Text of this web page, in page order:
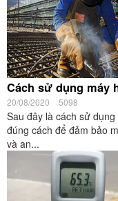
Cách sử dụng máy
20/08/2020 5098
Sau đây là cách sử
đúng cách để đảm bảo
và an...